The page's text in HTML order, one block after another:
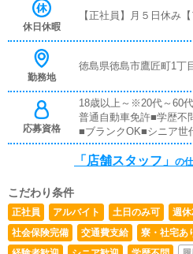
業などもありますが、
す。予約の確認や、会
務内容を見ながら徐々
の方でも安心して働け
ど、ポータルサイト等
きます。キャストの出
更新時に簡単に文字が入
掃や備品の管理・補充
休日休暇
【正社員】月５日休み
勤務地
徳島県徳島市鷹匠町1丁
応募資格
18歳以上～※20代～60
普通自動車免許■学歴不
■ブランクOK■シニア世
「店舗スタッフ」 の
こだわり条件
正社員 アルバイト 土日のみ可 週休
社会保険完備
交通費支給 寮・社宅あ